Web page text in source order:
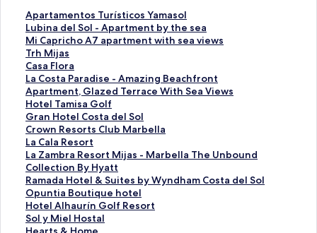
Apartamentos Turísticos Yamasol
A
p
a
r
t
a
m
e
n
t
o
s
T
u
r
í
s
t
Lubina del Sol - Apartment by the sea
L
u
b
i
n
a
d
e
l
S
o
l
-
A
p
a
r
Mi Capricho A7 apartment with sea views
M
i
C
a
p
r
i
c
h
o
A
7
a
p
a
r
Trh Mijas
T
r
h
M
i
j
a
s
:
l
i
e
n
o
Casa Flora
C
a
s
a
F
l
o
r
a
:
l
i
e
La Costa Paradise - Amazing Beachfront
Apartment, Glazed Terrace With Sea Views
L
a
C
o
s
t
a
P
a
r
a
d
i
Hotel Tamisa Golf
H
o
t
e
l
T
a
m
i
s
a
Gran Hotel Costa del Sol
G
r
a
n
H
o
t
e
l
C
Crown Resorts Club Marbella
C
r
o
w
n
R
e
s
o
La Cala Resort
L
a
C
a
l
a
R
e
La Zambra Resort Mijas - Marbella The Unbound
Collection By Hyatt
L
a
Z
a
m
b
r
Ramada Hotel & Suites by Wyndham Costa del Sol
R
a
m
a
d
Opuntia Boutique hotel
O
p
u
n
Hotel Alhaurín Golf Resort
H
o
t
Sol y Miel Hostal
S
o
H